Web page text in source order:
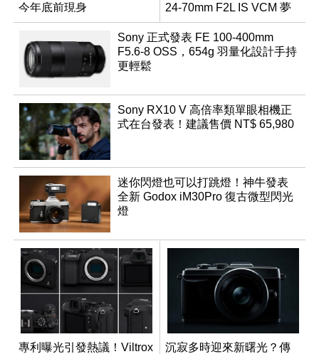
今年底前現身
24-70mm F2L IS VCM 夢
幻規格
Sony 正式發表 FE 100-400mm
F5.6-8 OSS，654g 羽量化設計手持
更輕鬆
Sony RX10 V 高倍率類單眼相機正
式在台發表！建議售價 NT$ 65,980
迷你閃燈也可以打跳燈！神牛發表
全新 Godox iM30Pro 復古微型閃光
燈
專利曝光引發熱議！Viltrox
沉寂多時迎來新曙光？傳